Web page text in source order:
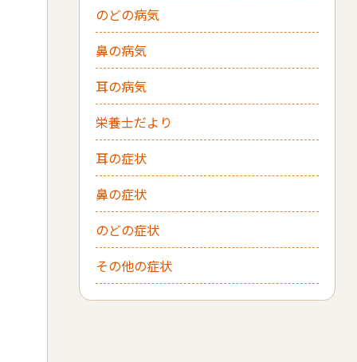
のどの病気
鼻の病気
耳の病気
栄養士だより
耳の症状
鼻の症状
のどの症状
その他の症状